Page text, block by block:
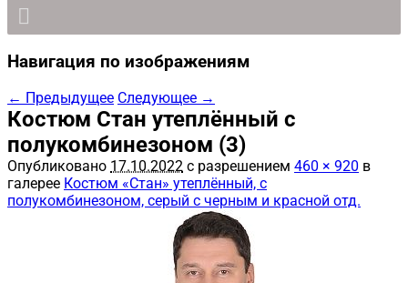
Навигация по изображениям
← Предыдущее Следующее →
Костюм Стан утеплённый с
полукомбинезоном (3)
Опубликовано 17.10.2022 с разрешением 460 × 920 в
галерее Костюм «Стан» утеплённый, с
полукомбинезоном, серый с черным и красной отд.